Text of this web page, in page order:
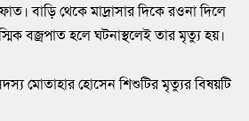
বাড়ি থেকে মাদ্রাসার দিকে রওনা দিলে
বজ্রপাত হলে ঘটনাস্থলেই তার মৃত্যু হয়।
মোতাহার হোসেন শিশুটির মৃত্যুর বিষয়টি